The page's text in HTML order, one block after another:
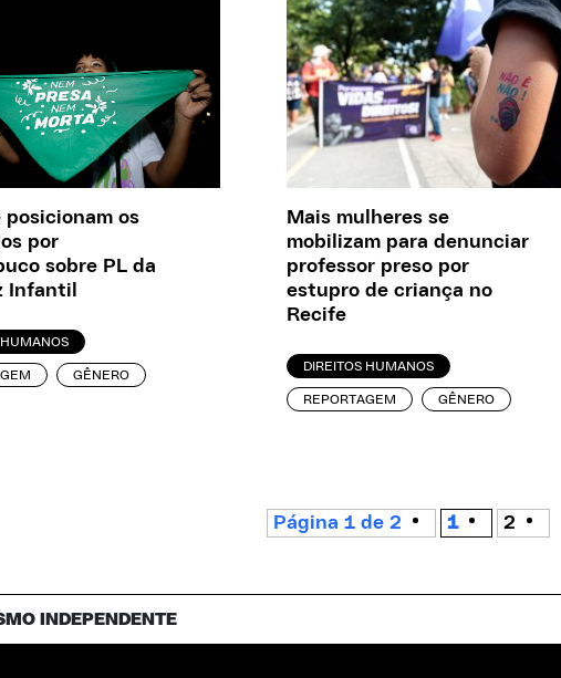
posicionam os
por
sobre PL da
Infantil
HUMANOS
GÊNERO
Mais mulheres se
mobilizam para denunciar
professor preso por
estupro de criança no
Recife
DIREITOS HUMANOS
REPORTAGEM GÊNERO
Página 1 de 2 1 2
INDEPENDENTE